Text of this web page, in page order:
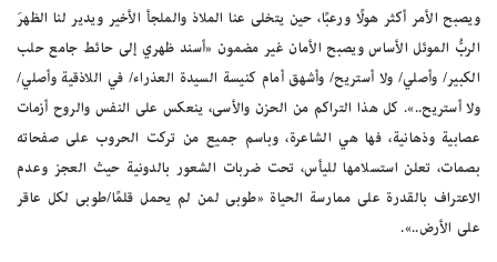
ويصبح الأمر أكثر هولًا ورعبًا، حين يتخلى عنا الملاذ والملجأ الأخير ويدير لنا الظهرَ
الربُّ الموئل الأساس ويصبح الأمان غير مضمون «أسند ظهري إلى حائط جامع حلب
الكبير/ وأصلي/ ولا أستريح/ وأشهق أمام كنيسة السيدة العذراء/ في اللاذقية وأصلي/
ولا أستريح..». كل هذا التراكم من الحزن والأسى، ينعكس على النفس والروح أزمات
عصابية وذهانية، فها هي الشاعرة، وباسم جميع من تركت الحروب على صفحاته
بصمات، تعلن استسلامها لليأس، تحت ضربات الشعور بالدونية حيث العجز وعدم
الاعتراف بالقدرة على ممارسة الحياة «طوبى لمن لم يحمل قلمًا/طوبى لكل عاقر
على الأرض..».